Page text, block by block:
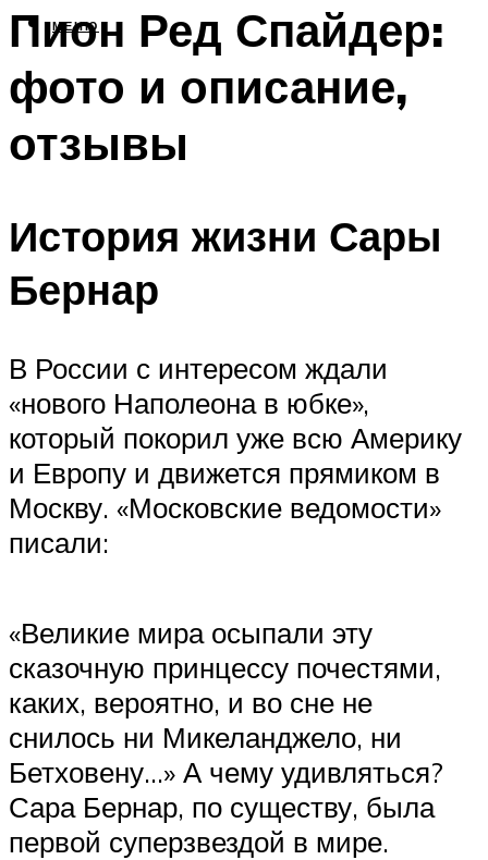
МЕНЮ
Пион Ред Спайдер:
фото и описание,
отзывы
История жизни Сары
Бернар
В России с интересом ждали
«нового Наполеона в юбке»,
который покорил уже всю Америку
и Европу и движется прямиком в
Москву. «Московские ведомости»
писали:
«Великие мира осыпали эту
сказочную принцессу почестями,
каких, вероятно, и во сне не
снилось ни Микеланджело, ни
Бетховену…» А чему удивляться?
Сара Бернар, по существу, была
первой суперзвездой в мире.